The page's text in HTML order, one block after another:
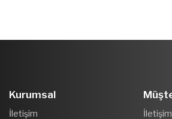
Kurumsal
İletişim
İletişim